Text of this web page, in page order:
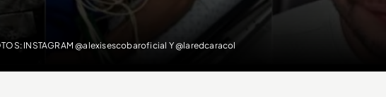
INSTAGRAM @alexisescobaroficial Y @laredcaracol